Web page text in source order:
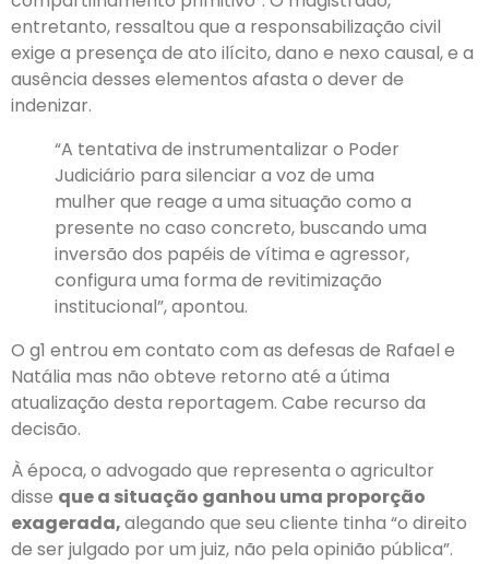
entretanto, ressaltou que a responsabilização civil
exige a presença de ato ilícito, dano e nexo causal,e a
ausência desses elementos afasta o dever de
indenizar.
“A tentativa de instrumentalizar o Poder
Judiciário para silenciar a voz de uma
mulher que reage a uma situação como a
presente no caso concreto, buscando uma
inversão dos papéis de vítima e agressor,
configura uma forma de revitimização
institucional”, apontou.
O g1 entrou em contato com as defesas de Rafael e
Natália mas não obteve retorno até a útima
atualização desta reportagem. Cabe recurso da
decisão.
À época, o advogado que representa o agricultor
disse que a situação ganhou uma proporção
exagerada,alegando que seu cliente tinha “o direito
de ser julgado por um juiz, não pela opinião pública”.